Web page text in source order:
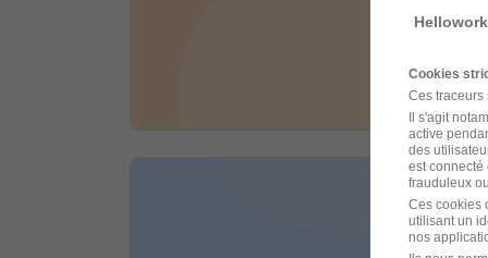
il y a
Cookies
Ces
Il s'agit
active
des
est connecté
frauduleux
Ces cookies
utilisant un
nos